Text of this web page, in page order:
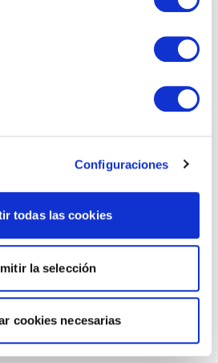
Configuraciones
todas las cookies
la selección
cookies necesarias